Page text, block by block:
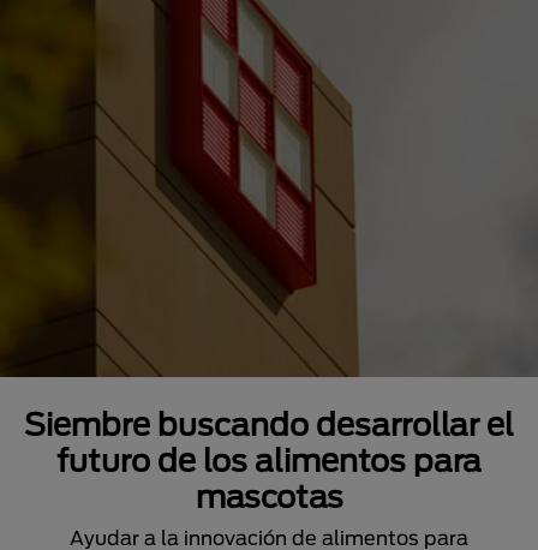
Siembre buscando desarrollar el
futuro de los alimentos para
mascotas
Ayudar a la innovación de alimentos para